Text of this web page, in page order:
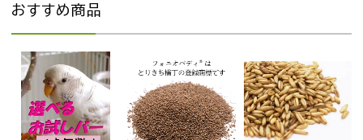
おすすめ商品